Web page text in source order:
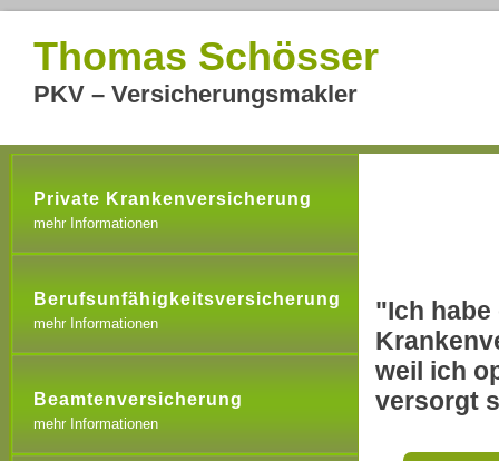
Thomas Schösser
PKV – Versicherungsmakler
Private Krankenversicherung
mehr Informationen
Berufsunfähigkeitsversicherung
mehr Informationen
Beamtenversicherung
mehr Informationen
"Ich habe
weil ich
versorgt